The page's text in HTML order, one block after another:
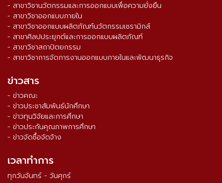
- สาขาวิชานวัตกรรมและการออกแบบเพื่อความยั่งยืน
- สาขาวิชาออกแบบภายใน
- สาขาวิชาออกแบบผลิตภัณฑ์นวัตกรรมเซรามิกส์
- สาขาศิลปประยุกต์และการออกแบบผลิตภัณฑ์
- สาขาวิชาสถาปัตยกรรม
- สาขาวิชาการจัดการงานออกแบบภายในและพัฒนาธุรกิจ
ข่าวสาร
- ข่าวคณะ
- ข่าวประชาสัมพันธ์นักศึกษา
- ข่าวทุนวิจัยและการศึกษา
- ข่าวประกันคุณภาพการศึกษา
- ข่าวจัดซื้อจัดจ้าง
เวลาทำการ
ทุกวันจันทร์ - วันศุกร์